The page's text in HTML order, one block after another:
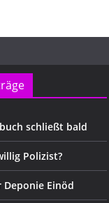
schließt bald
Polizist?
Einöd